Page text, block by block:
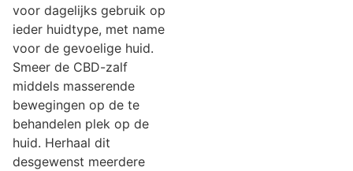
voor dagelijks gebruik op
ieder huidtype, met name
voor de gevoelige huid.
Smeer de CBD-zalf
middels masserende
bewegingen op de te
behandelen plek op de
huid. Herhaal dit
desgewenst meerdere